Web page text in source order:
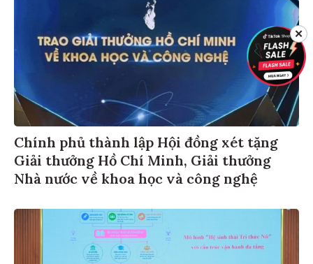
Chính phủ thành lập Hội đồng xét tặng
Giải thưởng Hồ Chí Minh, Giải thưởng
Nhà nước về khoa học và công nghệ
✕